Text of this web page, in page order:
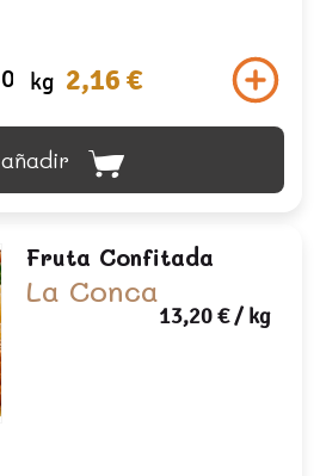
kg 2,16 €
añadir
Fruta Confitada
La Conca
13,20 €/ kg